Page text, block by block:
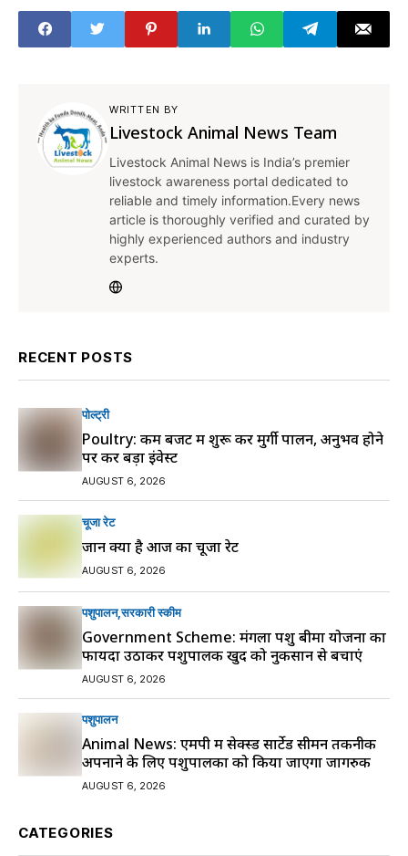
WRITTEN BY
Livestock Animal News Team
Livestock Animal News is India’s premier
livestock awareness portal dedicated to
reliable and timely information.Every news
article is thoroughly verified and curated by
highly experienced authors and industry
experts.
RECENT POSTS
पोल्ट्री
Poultry: कम बजट में शुरू करें मुर्गी पालन, अनुभव होने
पर करें बड़ा इंवेस्ट
AUGUST 6, 2026
चूजा रेट
जानें क्या है आज का चूजा रेट
AUGUST 6, 2026
पशुपालन सरकारी स्की‍म
Government Scheme: मंगला पशु बीमा योजना का
फायदा उठाकर पशुपालक खुद को नुकसान से बचाएं
AUGUST 6, 2026
पशुपालन
Animal News: एमपी में सेक्स्ड सार्टेड सीमन तकनीक
अपनाने के लिए पशुपालकों को किया जाएगा जागरुक
AUGUST 6, 2026
CATEGORIES